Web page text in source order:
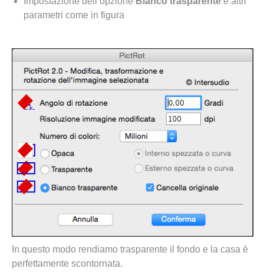
parametri come in figura
In questo modo rendiamo trasparente il fondo e la casa è
perfettamente scontornata.